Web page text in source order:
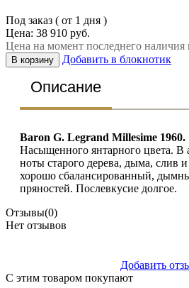
Под заказ ( от 1 дня )
Цена: 38 910 руб.
Цена на момент последнего наличия
В корзину Добавить в блокнотик
Описание
Baron G. Legrand Мillesime 1960.
Насыщенного янтарного цвета. В
ноты старого дерева, дыма, слив
хорошо сбалансированный,
пряностей. Послевкусие долгое.
Отзывы(0)
Нет отзывов
Добавить
С этим товаром покупают